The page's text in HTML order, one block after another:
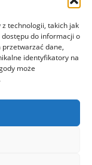
technologii, takich jak
do informacji o
dane,
identyfikatory na
może